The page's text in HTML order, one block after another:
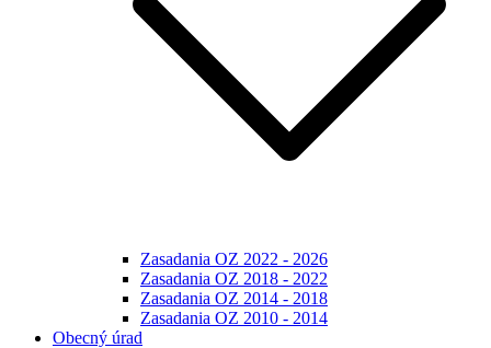
Zasadania OZ 2022 - 2026
Zasadania OZ 2018 - 2022
Zasadania OZ 2014 - 2018
Zasadania OZ 2010 - 2014
Obecný úrad